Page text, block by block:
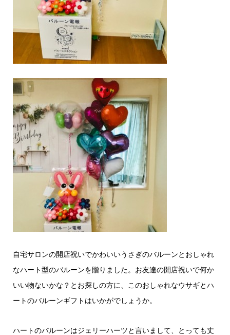
自宅サロンの開店祝いでかわいいうさぎのバルーンとおしゃれ
なハート型のバルーンを贈りました。お友達の開店祝いで何か
いい物ないかな？とお探しの方に、このおしゃれなウサギとハ
ートのバルーンギフトはいかがでしょうか。
ハートのバルーンはジェリーハーツと言いまして、とっても丈